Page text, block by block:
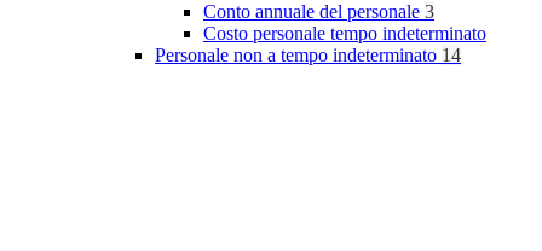
Conto annuale del personale 3
Costo personale tempo indeterminato
Personale non a tempo indeterminato 14